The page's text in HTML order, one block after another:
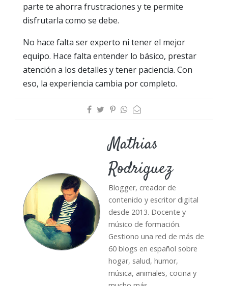
parte te ahorra frustraciones y te permite
disfrutarla como se debe.
No hace falta ser experto ni tener el mejor
equipo. Hace falta entender lo básico, prestar
atención a los detalles y tener paciencia. Con
eso, la experiencia cambia por completo.
Mathias
Rodriguez
Blogger, creador de
contenido y escritor digital
desde 2013. Docente y
músico de formación.
Gestiono una red de más de
60 blogs en español sobre
hogar, salud, humor,
música, animales, cocina y